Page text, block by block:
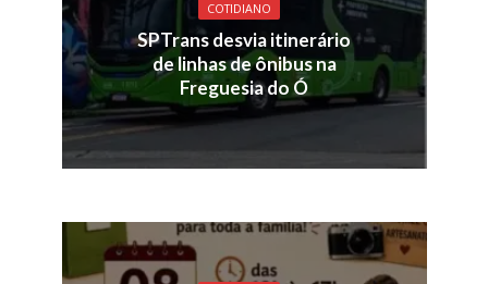
COTIDIANO
SPTrans desvia itinerário
de linhas de ônibus na
Freguesia do Ó